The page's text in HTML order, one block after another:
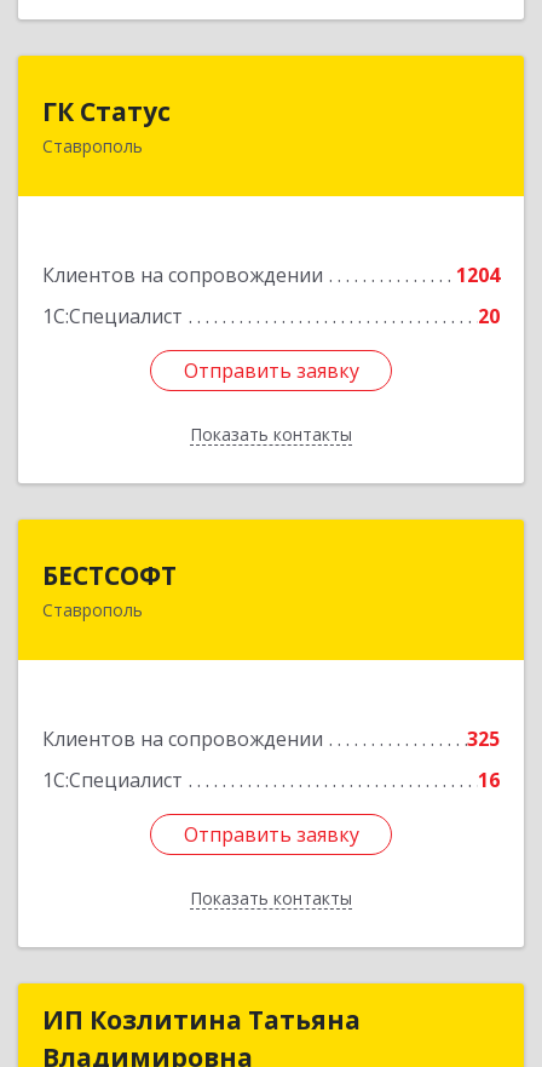
ГК Статус
Ставрополь
Клиентов на сопровождении
1204
1С:Специалист
20
Отправить заявку
Показать контакты
355002, Ставропольский край, Ставрополь г,
Отправить заявку
Назад
БЕСТСОФТ
Ставрополь
Клиентов на сопровождении
325
1С:Специалист
16
Отправить заявку
Показать контакты
355011, Ставропольский край, Ставрополь г,
Отправить заявку
Назад
ИП Козлитина Татьяна
Владимировна
ИП Козлитина Татьяна